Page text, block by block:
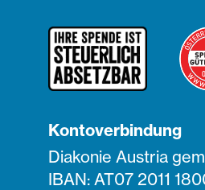
Kontoverbindung
Diakonie Austria
IBAN: AT07 2011